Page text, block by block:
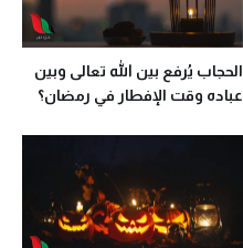
الحجاب يُرفع بين الله تعالى وبين
عباده وقت الإفطار في رمضان؟